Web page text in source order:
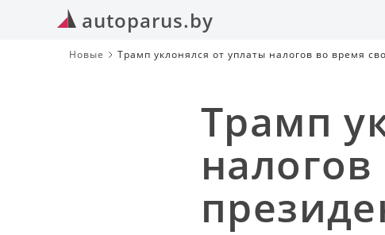
autoparus.by
Новые Трамп уклонялся от уплаты налогов во время
Трамп